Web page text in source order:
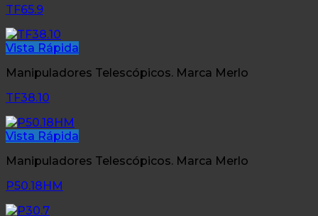
TF65.9
Vista Rápida
Manipuladores Telescópicos. Marca Merlo
TF38.10
Vista Rápida
Manipuladores Telescópicos. Marca Merlo
P50.18HM